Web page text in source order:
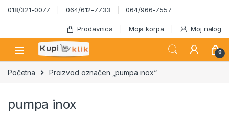
Skip to navigation
Skip to content
018/321-0077 064/612-7733 064/966-7557
Prodavnica Moja korpa Moj nalog
0
Početna Proizvod označen „pumpa inox“
pumpa inox